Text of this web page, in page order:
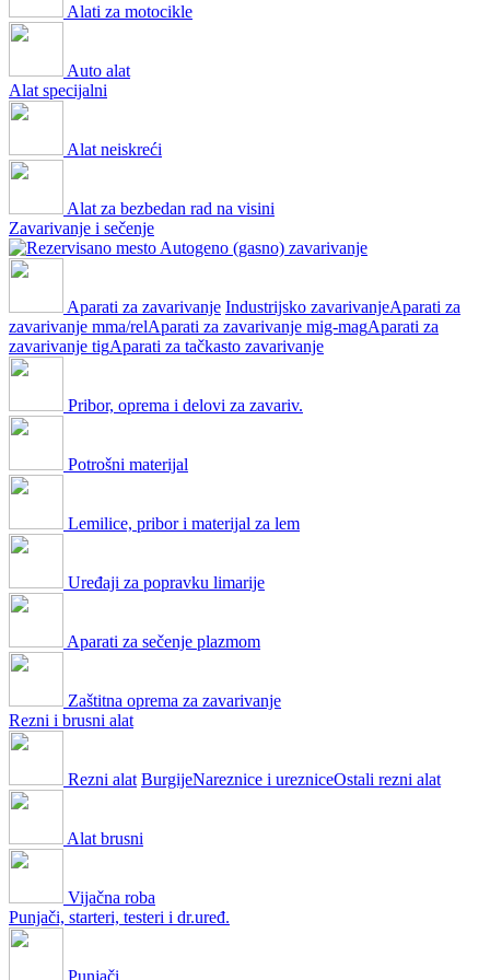
Alati za motocikle
Auto alat
Alat specijalni
Alat neiskreći
Alat za bezbedan rad na visini
Zavarivanje i sečenje
Autogeno (gasno) zavarivanje
Aparati za zavarivanje Industrijsko zavarivanjeAparati za
zavarivanje mma/relAparati za zavarivanje mig-magAparati za
zavarivanje tigAparati za tačkasto zavarivanje
Pribor, oprema i delovi za zavariv.
Potrošni materijal
Lemilice, pribor i materijal za lem
Uređaji za popravku limarije
Aparati za sečenje plazmom
Zaštitna oprema za zavarivanje
Rezni i brusni alat
Rezni alat BurgijeNareznice i urezniceOstali rezni alat
Alat brusni
Vijačna roba
Punjači, starteri, testeri i dr.uređ.
Punjači